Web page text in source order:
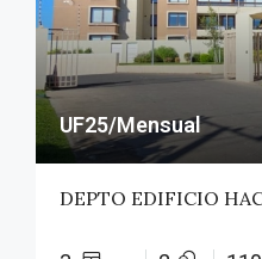
UF25/Mensual